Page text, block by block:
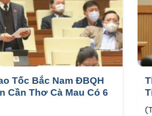
Tốc Bắc Nam ĐBQH
Cần Thơ Cà Mau Có 6